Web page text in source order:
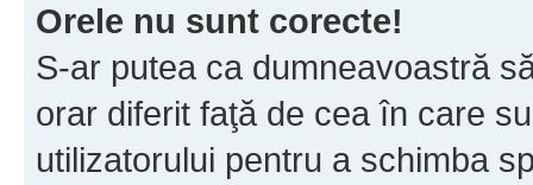
Orele nu sunt corecte!
S-ar putea ca dumneavoastră
orar diferit faţă de cea în care
utilizatorului pentru a schimba